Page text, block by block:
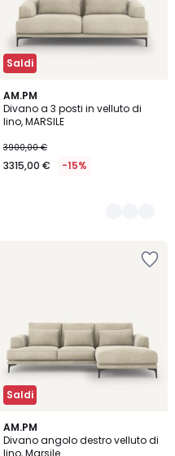
Saldi
AM.PM
Divano a 3 posti in velluto di
lino, MARSILE
3900,00 €
3315,00 € -15%
5
Colori
Saldi
AM.PM
Divano angolo destro velluto di
lino, Marsile
5
Colori